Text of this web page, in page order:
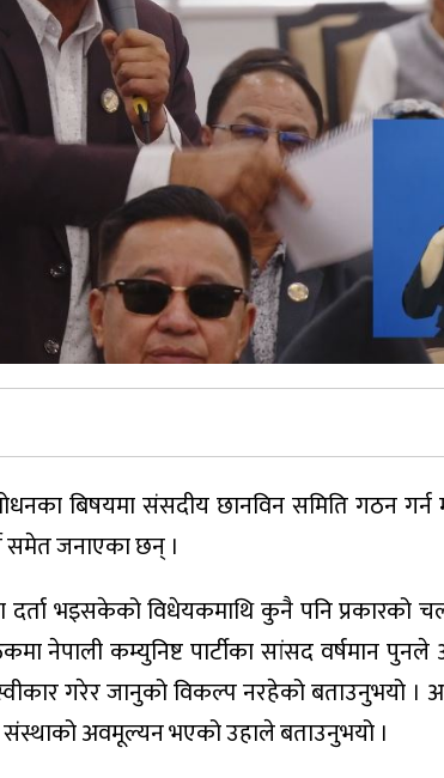
बिषयमा संसदीय छानविन समिति गठन
समेत जनाएका छन् ।
भइसकेको विधेयकमाथि कुनै पनि प्रकारको
नेपाली कम्युनिष्ट पार्टीका सांसद वर्षमान
गरेर जानुको विकल्प नरहेको बताउनुभयो ।
संस्थाको अवमूल्यन भएको उहाले बताउनुभयो ।